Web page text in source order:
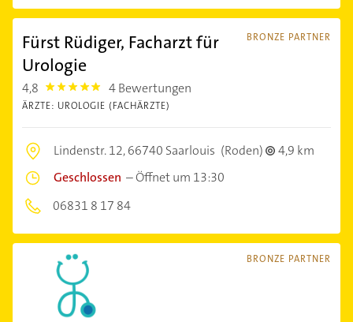
BRONZE PARTNER
Fürst Rüdiger, Facharzt für
Urologie
4,8 4.8 4 Bewertungen
ÄRZTE: UROLOGIE (FACHÄRZTE)
Lindenstr. 12,66740 Saarlouis (Roden)
4,9 km
Geschlossen –Öffnet um 13:30
06831 8 17 84
BRONZE PARTNER